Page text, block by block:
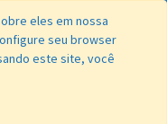
eles em nossa
seu browser
este site, você